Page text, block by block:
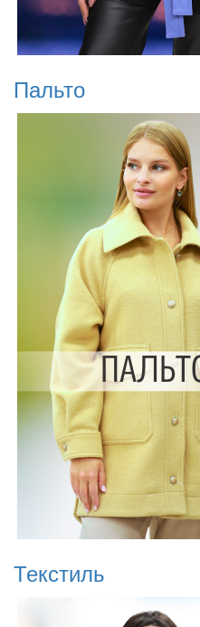
Пальто
Текстиль